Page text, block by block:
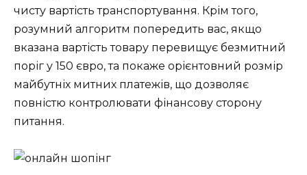
чисту вартість транспортування. Крім того,
розумний алгоритм попередить вас, якщо
вказана вартість товару перевищує безмитний
поріг у 150 євро, та покаже орієнтовний розмір
майбутніх митних платежів, що дозволяє
повністю контролювати фінансову сторону
питання.